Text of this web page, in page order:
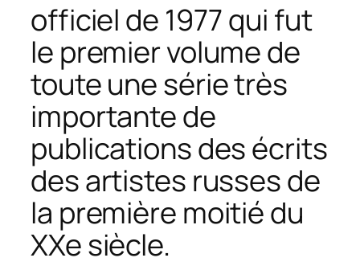
officiel de 1977 qui fut
le premier volume de
toute une série très
importante de
publications des écrits
des artistes russes de
la première moitié du
XXe siècle.